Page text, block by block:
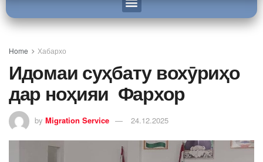
Home Хабархо
Идомаи суҳбату вохӯриҳо
дар ноҳияи Фархор
by Migration Service 24.12.2025